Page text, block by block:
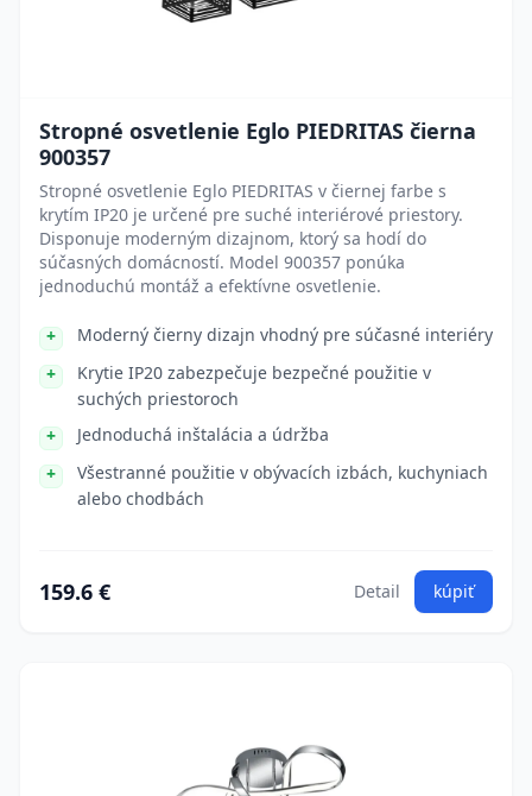
Stropné osvetlenie Eglo PIEDRITAS čierna
900357
Stropné osvetlenie Eglo PIEDRITAS v čiernej farbe s
krytím IP20 je určené pre suché interiérové priestory.
Disponuje moderným dizajnom, ktorý sa hodí do
súčasných domácností. Model 900357 ponúka
jednoduchú montáž a efektívne osvetlenie.
Moderný čierny dizajn vhodný pre súčasné interiéry
Krytie IP20 zabezpečuje bezpečné použitie v
suchých priestoroch
Jednoduchá inštalácia a údržba
Všestranné použitie v obývacích izbách, kuchyniach
alebo chodbách
159.6 € Detail kúpiť